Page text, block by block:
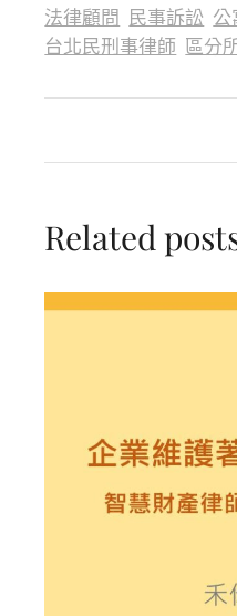
法律顧問 民事訴訟 公
台北民刑事律師 區分
Related